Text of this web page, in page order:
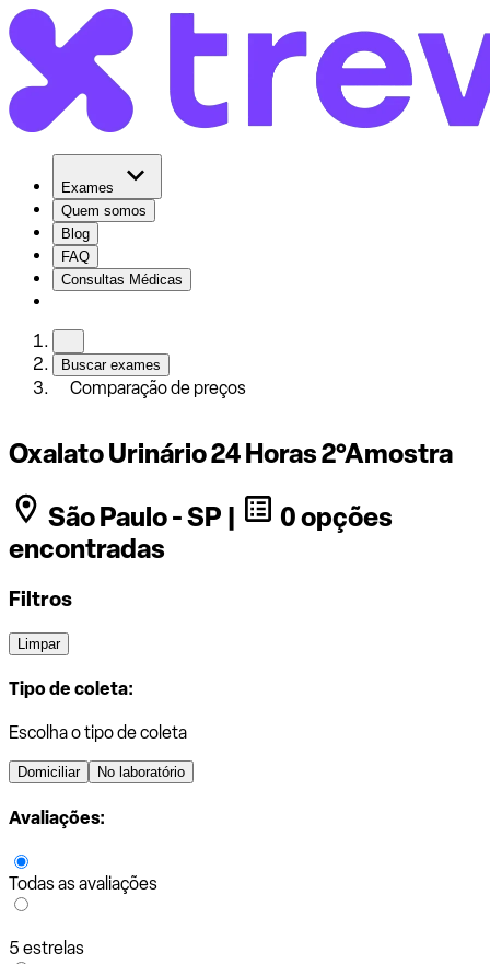
Exames
Quem somos
Blog
FAQ
Consultas Médicas
Buscar exames
Comparação de preços
Oxalato Urinário 24 Horas 2°Amostra
São Paulo - SP |
0 opções
encontradas
Filtros
Limpar
Tipo de coleta:
Escolha o tipo de coleta
Domiciliar No laboratório
Avaliações:
Todas as avaliações
5 estrelas